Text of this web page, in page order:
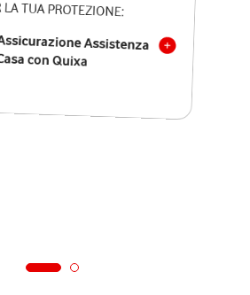
LA TUA PROTEZIONE:
Assistenza
con Quixa